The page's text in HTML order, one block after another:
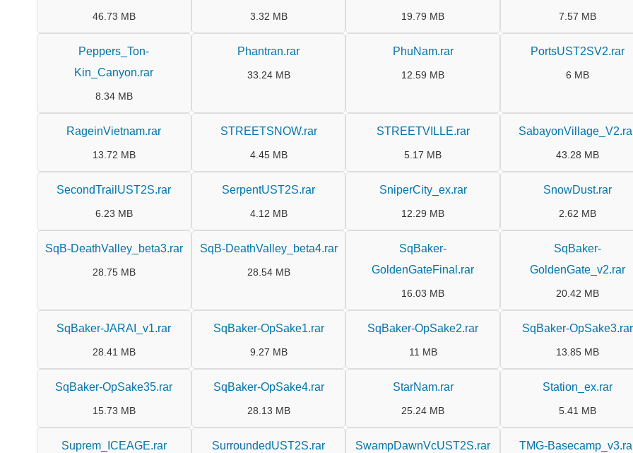
46.73 MB 3.32 MB 19.79 MB 7.57 MB
Peppers_Ton-
Kin_Canyon.rar
8.34 MB
Phantran.rar
33.24 MB
PhuNam.rar
12.59 MB
PortsUST2SV2.rar
6 MB
RageinVietnam.rar
13.72 MB
STREETSNOW.rar
4.45 MB
STREETVILLE.rar
5.17 MB 43.28 MB
SecondTrailUST2S.rar
6.23 MB
SerpentUST2S.rar
4.12 MB
SniperCity_ex.rar
12.29 MB
SnowDust.rar
2.62 MB
SqB-DeathValley_beta3.rar
28.75 MB
SqB-DeathValley_beta4.rar
28.54 MB
SqBaker-
GoldenGateFinal.rar
16.03 MB
SqBaker-
GoldenGate_v2.rar
20.42 MB
SqBaker-JARAI_v1.rar
28.41 MB
SqBaker-OpSake1.rar
9.27 MB
SqBaker-OpSake2.rar
11 MB
SqBaker-OpSake3.rar
13.85 MB
SqBaker-OpSake35.rar
15.73 MB
SqBaker-OpSake4.rar
28.13 MB
StarNam.rar
25.24 MB
Station_ex.rar
5.41 MB
Suprem_ICEAGE.rar SurroundedUST2S.rar SwampDawnVcUST2S.rar TMG-